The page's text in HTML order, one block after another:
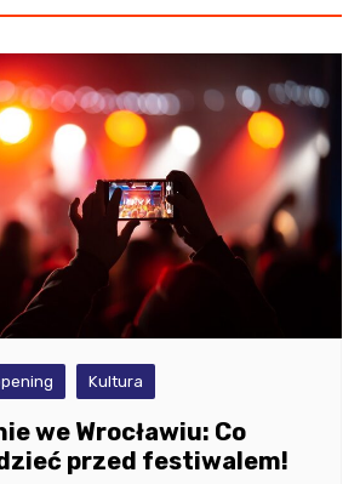
Kultura
we Wrocławiu: Co
przed festiwalem!